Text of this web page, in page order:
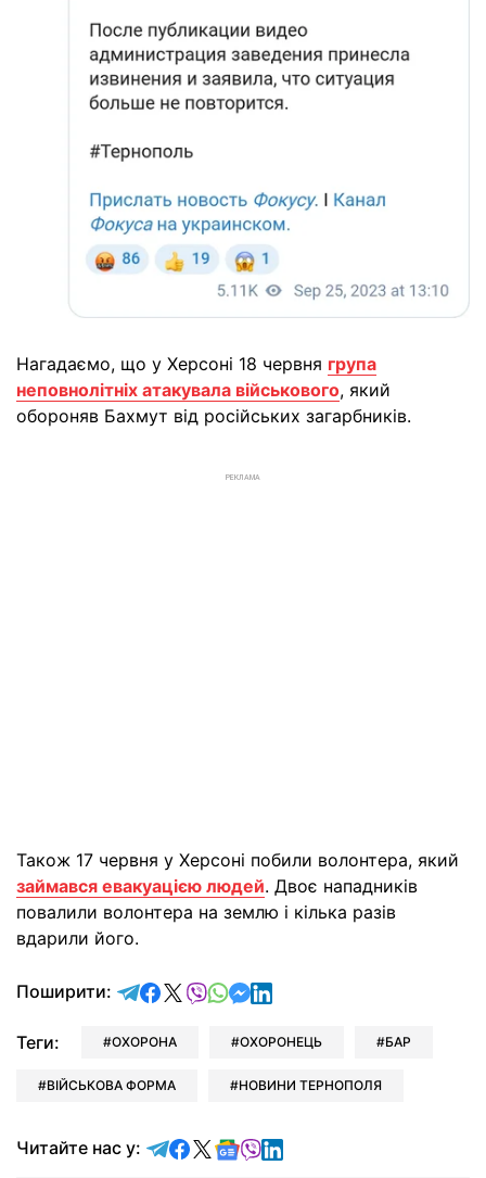
Нагадаємо, що у Херсоні 18 червня група
неповнолітніх атакувала військового, який
обороняв Бахмут від російських загарбників.
РЕКЛАМА
Також 17 червня у Херсоні побили волонтера, який
займався евакуацією людей. Двоє нападників
повалили волонтера на землю і кілька разів
вдарили його.
Поширити: відправити у Telegram
поділитись у Facebook
поділитись у X
відправити у Viber
відправити у Whatsapp
відправити у Messenger
відправити у LinkedIn
Теги: ОХОРОНА ОХОРОНЕЦЬ БАР
ВІЙСЬКОВА ФОРМА НОВИНИ ТЕРНОПОЛЯ
Читайте нас у: Читайте у Telegram
Читайте у Facebook
Читайте у X
Читайте у Google news
Читайте у Viber
Читайте у LinkedIn